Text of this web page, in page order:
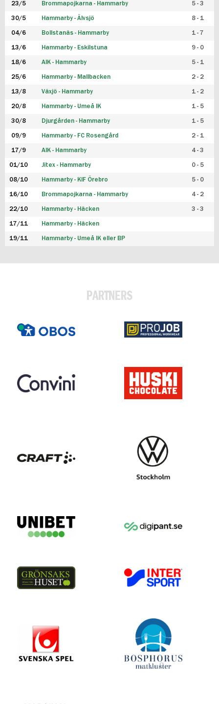
23/5 Brommapojkarna - Hammarby 5 - 3
30/5 Hammarby - Älvsjö 8 - 1
04/6 Bollstanäs - Hammarby 1 - 7
13/6 Hammarby - Eskilstuna 9 - 0
18/6 AIK - Hammarby 5 - 1
25/6 Hammarby - Mallbacken 2 - 2
13/8 Växjö - Hammarby 1 - 2
20/8 Hammarby - Umeå IK 1 - 5
30/8 Djurgården - Hammarby 1 - 5
09/9 Hammarby - FC Rosengård 2 - 1
17/9 AIK - Hammarby 4 - 3
01/10 Jitex - Hammarby 0 - 5
08/10 Hammarby - KIF Örebro 5 - 0
16/10 Brommapojkarna - Hammarby 4 - 2
22/10 Hammarby - Häcken 3 - 3
17/11 Hammarby - Häcken
19/11 Hammarby - Umeå IK eller BP
PARTNERS